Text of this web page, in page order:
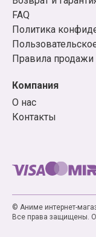
FAQ
Политика
Правила продажи
Компания
О нас
Контакты
© Аниме интернет-
Все права защищены.